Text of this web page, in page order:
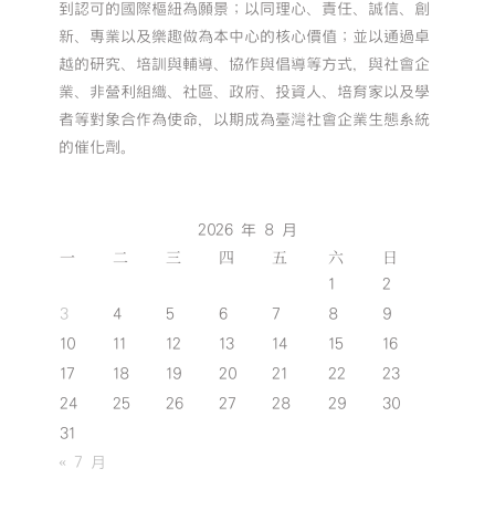
到認可的國際樞紐為願景；以同理心、責任、誠信、創
新、專業以及樂趣做為本中心的核心價值；並以通過卓
越的研究、培訓與輔導、協作與倡導等方式，與社會企
業、非營利組織、社區、政府、投資人、培育家以及學
者等對象合作為使命，以期成為臺灣社會企業生態系統
的催化劑。
2026 年 8 月
一 二 三 四 五 六 日
1
2
3
4 5 6 7 8
9
10
11 12 13 14 15
16
17
18 19 20 21 22
23
24
25 26 27 28 29
30
31
« 7 月